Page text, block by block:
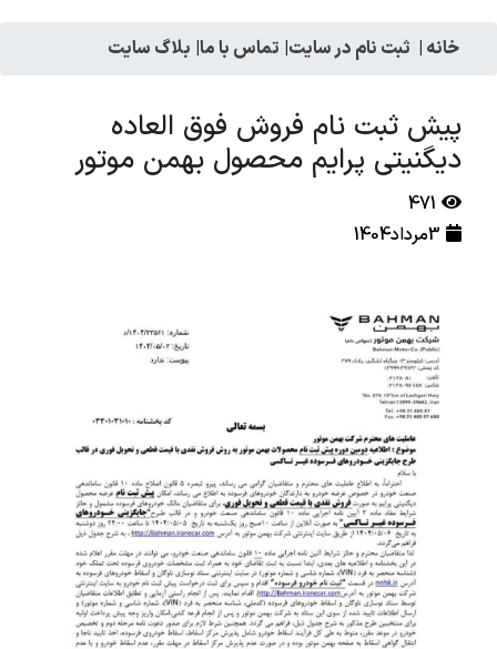
خانه | ثبت نام در سایت| تماس با ما| بلاگ سایت
پیش ثبت نام فروش فوق العاده
دیگنیتی پرایم محصول بهمن موتور
471
3مرداد1404